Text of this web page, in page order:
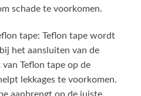
schade te voorkomen.
tape: Teflon tape wordt
het aansluiten van de
Teflon tape op de
lekkages te voorkomen.